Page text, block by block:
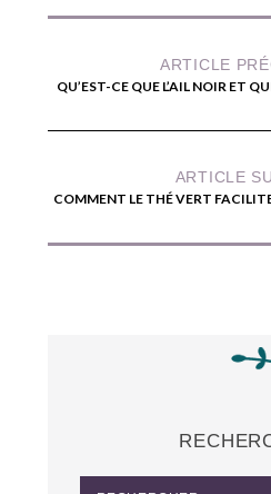
ARTICLE
QU’EST-CE QUE L’AIL NOIR ET
ARTICLE
COMMENT LE THÉ VERT